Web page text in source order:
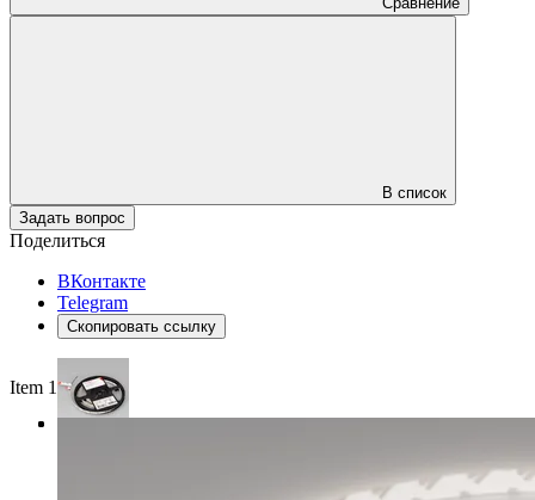
В список
Задать вопрос
Поделиться
ВКонтакте
Telegram
Скопировать ссылку
Item 1 of 3